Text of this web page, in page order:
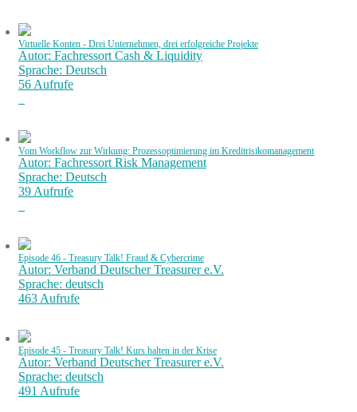
Virtuelle Konten - Drei Unternehmen, drei erfolgreiche Projekte
Autor: Fachressort Cash & Liquidity
Sprache: Deutsch
56 Aufrufe
Vom Workflow zur Wirkung: Prozessoptimierung im Kreditrisikomanagement
Autor: Fachressort Risk Management
Sprache: Deutsch
39 Aufrufe
Episode 46 - Treasury Talk! Fraud & Cybercrime
Autor: Verband Deutscher Treasurer e.V.
Sprache: deutsch
463 Aufrufe
Episode 45 - Treasury Talk! Kurs halten in der Krise
Autor: Verband Deutscher Treasurer e.V.
Sprache: deutsch
491 Aufrufe